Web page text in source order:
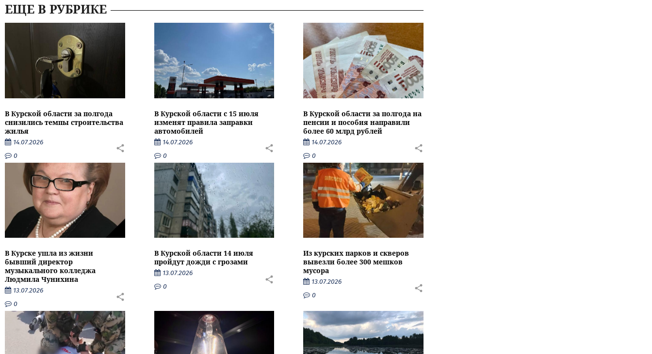
ЕЩЕ В РУБРИКЕ
В Курской области за полгода
снизились темпы строительства
жилья
14.07.2026
0
В Курской области с 15 июля
изменят правила заправки
автомобилей
14.07.2026
0
В Курской области за полгода на
пенсии и пособия направили
более 60 млрд рублей
14.07.2026
0
В Курске ушла из жизни
бывший директор
музыкального колледжа
Людмила Чунихина
13.07.2026
0
В Курской области 14 июля
пройдут дожди с грозами
13.07.2026
0
Из курских парков и скверов
вывезли более 300 мешков
мусора
13.07.2026
0